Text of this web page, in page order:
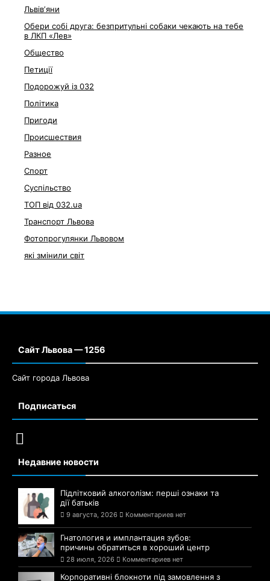
Львівʼяни
Обери собі друга: безпритульні собаки чекають на тебе
в ЛКП «Лев»
Общество
Петиції
Подорожуй із 032
Політика
Пригоди
Происшествия
Разное
Спорт
Суспільство
ТОП від 032.ua
Транспорт Львова
Фотопрогулянки Львовом
які змінили світ
Сайт Львова — 1256
Сайт города Львова
Подписаться
Недавние новости
Підлітковий алкоголізм: перші ознаки та
дії батьків
9 августа, 2026 Комментариев нет
Гнатология и имплантация зубов:
причины обратиться в хороший центр
28 июля, 2026 Комментариев нет
Корпоративні блокноти під замовлення з